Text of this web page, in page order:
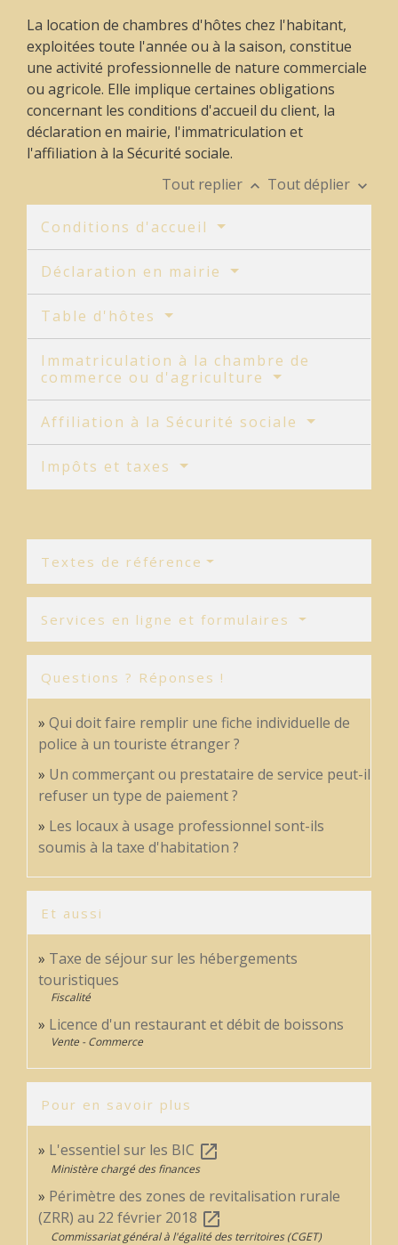
La location de chambres d'hôtes chez l'habitant,
exploitées toute l'année ou à la saison, constitue
une activité professionnelle de nature commerciale
ou agricole. Elle implique certaines obligations
concernant les conditions d'accueil du client, la
déclaration en mairie, l'immatriculation et
l'affiliation à la Sécurité sociale.
Tout replier keyboard_arrow_up Tout déplier keyboard_arrow_down
Conditions d'accueil
Déclaration en mairie
Table d'hôtes
Immatriculation à la chambre de
commerce ou d'agriculture
Affiliation à la Sécurité sociale
Impôts et taxes
Textes de référence
Services en ligne et formulaires
Questions ? Réponses !
Qui doit faire remplir une fiche individuelle de
police à un touriste étranger ?
Un commerçant ou prestataire de service peut-il
refuser un type de paiement ?
Les locaux à usage professionnel sont-ils
soumis à la taxe d'habitation ?
Et aussi
Taxe de séjour sur les hébergements
touristiques
Fiscalité
Licence d'un restaurant et débit de boissons
Vente - Commerce
Pour en savoir plus
L'essentiel sur les BIC open_in_new
Ministère chargé des finances
Périmètre des zones de revitalisation rurale
(ZRR) au 22 février 2018 open_in_new
Commissariat général à l'égalité des territoires (CGET)